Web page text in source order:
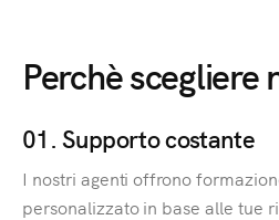
Perchè scegliere
01. Supporto costante
I nostri agenti offrono
personalizzato in base alle tue